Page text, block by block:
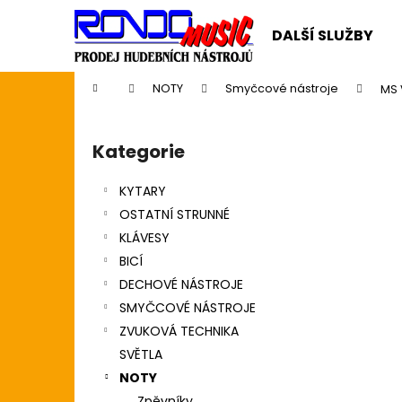
DALŠÍ SLUŽBY
Domů NOTY Smyčcové nástroje MS
Přeskočit
kategorie
Kategorie
KYTARY
OSTATNÍ STRUNNÉ
KLÁVESY
BICÍ
DECHOVÉ NÁSTROJE
SMYČCOVÉ NÁSTROJE
ZVUKOVÁ TECHNIKA
SVĚTLA
NOTY
í
Zpět
do
Zpět
do
CASIO CDP S110BK BEZ STOJANU